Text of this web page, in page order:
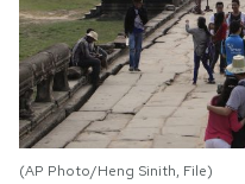
(AP Photo/Heng Sinith, File)